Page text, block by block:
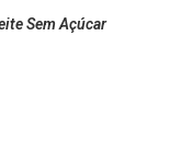
Sem Açúcar